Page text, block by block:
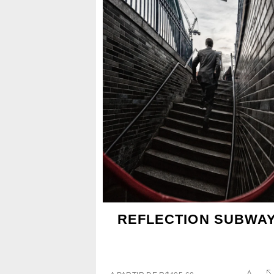
REFLECTION